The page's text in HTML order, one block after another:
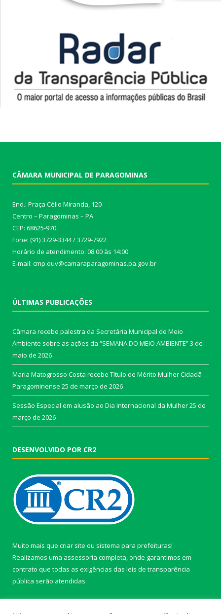
CÂMARA MUNICIPAL DE PARAGOMINAS
End.: Praça Célio Miranda, 120
Centro – Paragominas – PA
CEP: 68625-970
Fone: (91) 3729-3344 / 3729-7922
Horário de atendimento: 08:00 às 14:00
E-mail: cmp.ouv@camaraparagominas.pa.gov.br
ÚLTIMAS PUBLICAÇÕES
Câmara recebe palestra da Secretária Municipal de Meio
Ambiente sobre as ações da “SEMANA DO MEIO AMBIENTE”3 de
maio de 2026
Maria Matogrosso Costa recebe Título de Mérito Mulher Cidadã
Paragominense 25 de março de 2026
Sessão Especial em alusão ao Dia Internacional da Mulher25 de
março de 2026
DESENVOLVIDO POR CR2
Muito mais que criar site ou sistema para prefeituras!
Realizamos uma assessoria completa, onde garantimos em
contrato que todas as exigências das leis de transparência
pública serão atendidas.